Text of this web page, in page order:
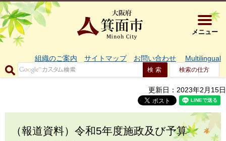
大阪府箕
メニュー
組織のご案内 サイトマップ お問い合わせ Multilingual
検索の仕方
更新日：2023年2月15日
（報道資料）令和5年度施政及び予算